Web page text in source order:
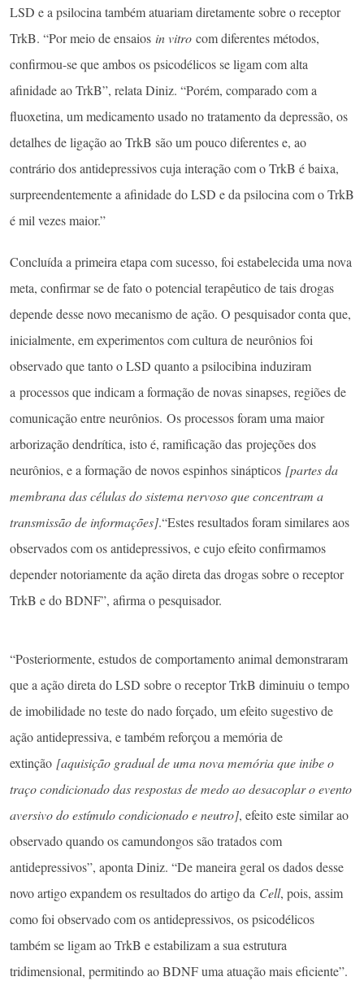
LSD e a psilocina também atuariam diretamente sobre o receptor
TrkB. “Por meio de ensaios in vitro com diferentes métodos,
confirmou-se que ambos os psicodélicos se ligam com alta
afinidade ao TrkB”, relata Diniz. “Porém, comparado com a
fluoxetina, um medicamento usado no tratamento da depressão, os
detalhes de ligação ao TrkB são um pouco diferentes e, ao
contrário dos antidepressivos cuja interação com o TrkB é baixa,
surpreendentemente a afinidade do LSD e da psilocina com o TrkB
é mil vezes maior.”
Concluída a primeira etapa com sucesso, foi estabelecida uma nova
meta, confirmar se de fato o potencial terapêutico de tais drogas
depende desse novo mecanismo de ação. O pesquisador conta que,
inicialmente, em experimentos com cultura de neurônios foi
observado que tanto o LSD quanto a psilocibina induziram
a processos que indicam a formação de novas sinapses, regiões de
comunicação entre neurônios. Os processos foram uma maior
arborização dendrítica, isto é, ramificação das projeções dos
neurônios, e a formação de novos espinhos sinápticos [partes da
membrana das células do sistema nervoso que concentram a
transmissão de informações].“Estes resultados foram similares aos
observados com os antidepressivos, e cujo efeito confirmamos
depender notoriamente da ação direta das drogas sobre o receptor
TrkB e do BDNF”, afirma o pesquisador.
“Posteriormente, estudos de comportamento animal demonstraram
que a ação direta do LSD sobre o receptor TrkB diminuiu o tempo
de imobilidade no teste do nado forçado, um efeito sugestivo de
ação antidepressiva, e também reforçou a memória de
extinção [aquisição gradual de uma nova memória que inibe o
traço condicionado das respostas de medo ao desacoplar o evento
aversivo do estímulo condicionado e neutro], efeito este similar ao
observado quando os camundongos são tratados com
antidepressivos”, aponta Diniz. “De maneira geral os dados desse
novo artigo expandem os resultados do artigo da Cell, pois, assim
como foi observado com os antidepressivos, os psicodélicos
também se ligam ao TrkB e estabilizam a sua estrutura
tridimensional, permitindo ao BDNF uma atuação mais eficiente”.